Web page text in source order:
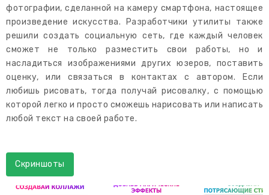
фотографии, сделанной на камеру смартфона, настоящее
произведение искусства. Разработчики утилиты также
решили создать социальную сеть, где каждый человек
сможет не только разместить свои работы, но и
насладиться изображениями других юзеров, поставить
оценку, или связаться в контактах с автором. Если
любишь рисовать, тогда получай рисовалку, с помощью
которой легко и просто сможешь нарисовать или написать
любой текст на своей работе.
Скриншоты